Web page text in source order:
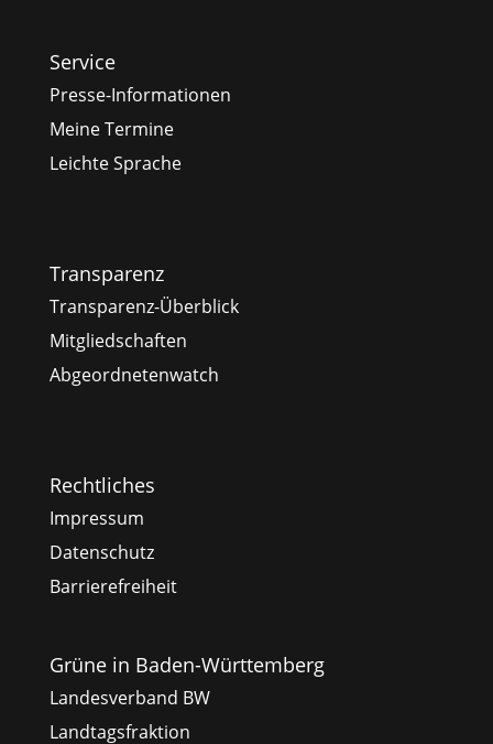
Service
Presse-Informationen
Meine Termine
Leichte Sprache
Transparenz
Transparenz-Überblick
Mitgliedschaften
Abgeordnetenwatch
Rechtliches
Impressum
Datenschutz
Barrierefreiheit
Grüne in Baden-Württemberg
Landesverband BW
Landtagsfraktion